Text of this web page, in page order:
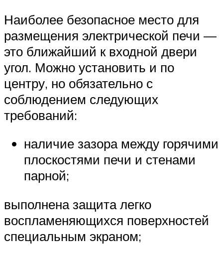
Наиболее безопасное место для
размещения электрической печи —
это ближайший к входной двери
угол. Можно установить и по
центру, но обязательно с
соблюдением следующих
требований:
наличие зазора между горячими
плоскостями печи и стенами
парной;
выполнена защита легко
воспламеняющихся поверхностей
специальным экраном;